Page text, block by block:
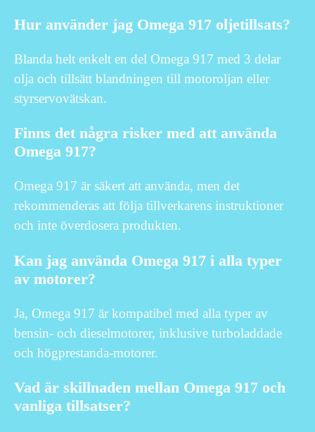
Hur använder jag Omega 917 oljetillsats?
Blanda helt enkelt en del Omega 917 med 3 delar
olja och tillsätt blandningen till motoroljan eller
styrservovätskan.
Finns det några risker med att använda
Omega 917?
Omega 917 är säkert att använda, men det
rekommenderas att följa tillverkarens instruktioner
och inte överdosera produkten.
Kan jag använda Omega 917 i alla typer
av motorer?
Ja, Omega 917 är kompatibel med alla typer av
bensin- och dieselmotorer, inklusive turboladdade
och högprestanda-motorer.
Vad är skillnaden mellan Omega 917 och
vanliga tillsatser?